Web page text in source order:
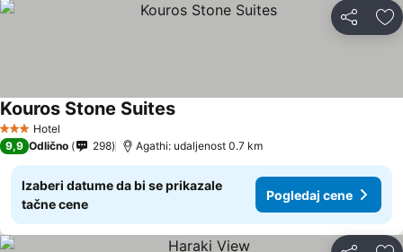
Deli
3 Zvezdice
Hotel
Kouros Stone Suites
9,9 Odlično 298 Agathi: udaljenost 0.7 km
Izaberi datume da bi se prikazale
tačne cene
Pogledaj cene